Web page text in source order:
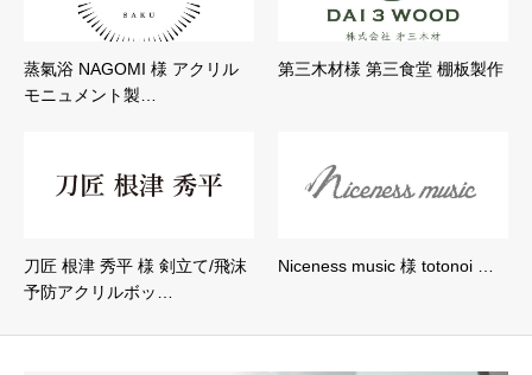
蒸氣浴 NAGOMI 様 アクリル
モニュメント製…
第三木材様 第三食堂 棚板製作
刀匠 根津 秀平 様 剣立て/飛沫
予防アクリルボッ…
Niceness music 様 totonoi …